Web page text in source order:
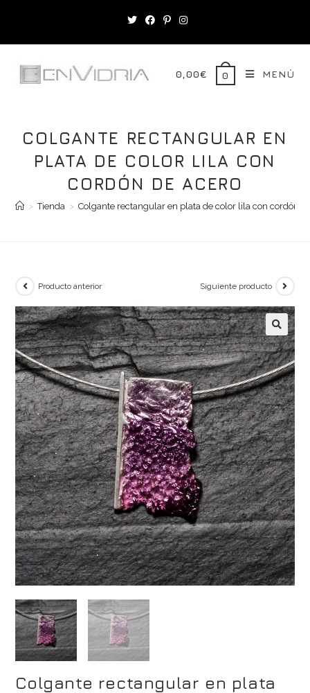
contenido
0,00€ 0 MENÚ
COLGANTE RECTANGULAR EN
PLATA DE COLOR LILA CON
CORDÓN DE ACERO
> Tienda > Colgante rectangular en plata de color lila con cordón
Producto anterior Siguiente producto
Colgante rectangular en plata